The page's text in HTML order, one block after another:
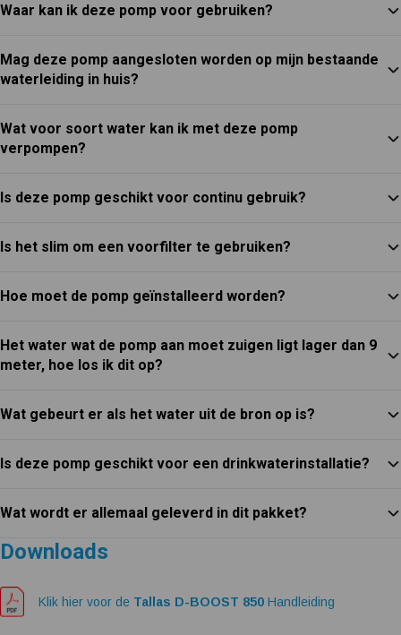
Waar kan ik deze pomp voor gebruiken?
Mag deze pomp aangesloten worden op mijn bestaande
waterleiding in huis?
Wat voor soort water kan ik met deze pomp
verpompen?
Is deze pomp geschikt voor continu gebruik?
Is het slim om een voorfilter te gebruiken?
Hoe moet de pomp geïnstalleerd worden?
Het water wat de pomp aan moet zuigen ligt lager dan 9
meter, hoe los ik dit op?
Wat gebeurt er als het water uit de bron op is?
Is deze pomp geschikt voor een drinkwaterinstallatie?
Wat wordt er allemaal geleverd in dit pakket?
Downloads
Klik hier voor de Tallas D-BOOST 850 Handleiding